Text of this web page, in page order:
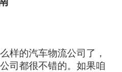
样的汽车物流公司了，
司都很不错的。如果咱